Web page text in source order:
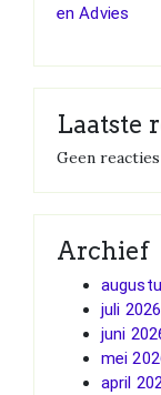
en Advies
Laatste
Geen
Archief
juli 2026
juni
mei
april